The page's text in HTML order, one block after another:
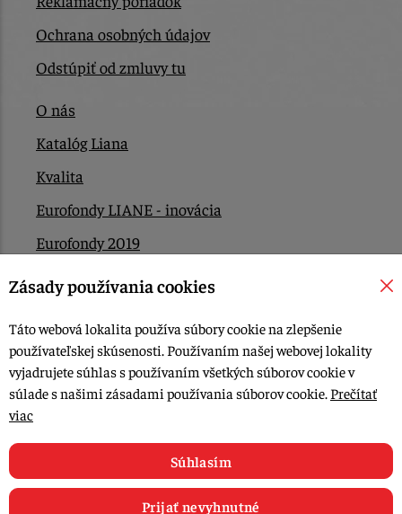
Ochrana osobných údajov
Odstúpiť od zmluvy tu
O nás
Katalóg Liana
Kvalita
Eurofondy LIANE - inovácia
Eurofondy 2019
Eurofondy 2022/2023
Kontakt
© 2015-2026, LIANA GOLIAŠ s.r.o. všetky práva vyhradené.
Upraviť nastavenia Cookies
Zásady používania cookies
Táto webová lokalita používa súbory cookie na zlepšenie
používateľskej skúsenosti. Používaním našej webovej lokality
vyjadrujete súhlas s používaním všetkých súborov cookie v
súlade s našimi zásadami používania súborov cookie. Prečítať
viac
Súhlasím
Prijať nevyhnutné